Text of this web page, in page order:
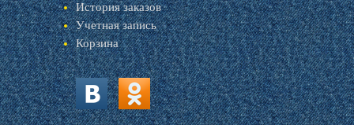
История заказов
Учетная запись
Корзина
vk.com ok.ru